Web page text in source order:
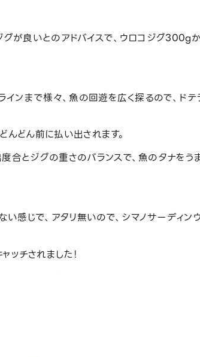
良いとのアドバイスで、ウロコジグ300g
ンまで様々、魚の回遊を広く探るので、ドテ
どん前に払い出されます。
合とジグの重さのバランスで、魚のタナをう
感じで、アタリ無いので、シマノサーディン
ッチされました！